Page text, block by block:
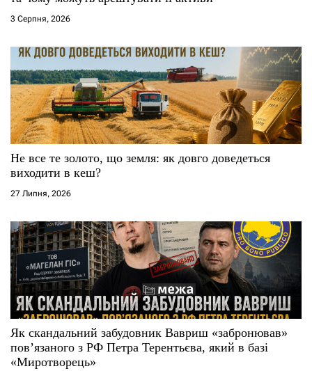
3 Серпня, 2026
Не все те золото, що земля: як довго доведеться
виходити в кеш?
27 Липня, 2026
Як скандальний забудовник Вавриш «забронював»
повʼязаного з РФ Петра Терентьєва, який в базі
«Миротворець»